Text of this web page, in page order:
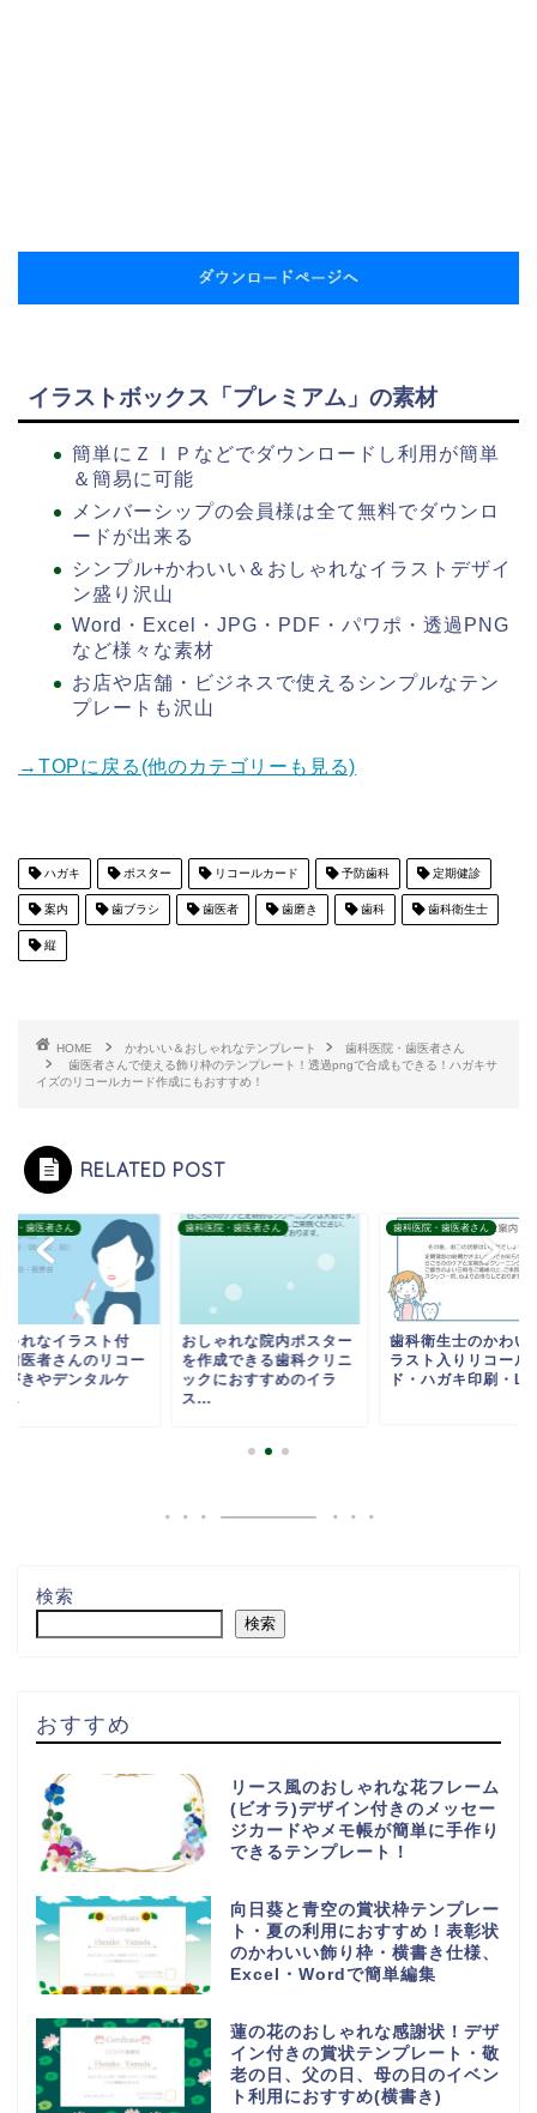
イラストボックス「プレミアム」の素材
簡単にＺＩＰなどでダウンロードし利用が簡単
＆簡易に可能
メンバーシップの会員様は全て無料でダウンロ
ードが出来る
シンプル+かわいい＆おしゃれなイラストデザイ
ン盛り沢山
Word・Excel・JPG・PDF・パワポ・透過PNG
など様々な素材
お店や店舗・ビジネスで使えるシンプルなテン
プレートも沢山
→TOPに戻る(他のカテゴリーも見る)
ハガキ ポスター リコールカード 予防歯科 定期健診
案内 歯ブラシ 歯医者 歯磨き 歯科 歯科衛生士
縦
HOME かわいい＆おしゃれなテンプレート
歯科医院・歯医者さん
歯医者さんで使える飾り枠のテンプレート！透過pngで合成もできる！ハガキサ
イズのリコールカード作成にもおすすめ！
RELATED POST
院・歯医者さん
ゃれなイラスト付
歯医者さんのリコー
がきやデンタルケ
...
歯科医院・歯医者さん
おしゃれな院内ポスター
を作成できる歯科クリニ
ックにおすすめのイラ
ス...
歯科医院・歯医者さん
歯科衛生士のかわい
ラスト入りリコール
ド・ハガキ印刷・
検索
検索
おすすめ
リース風のおしゃれな花フレーム
(ビオラ)デザイン付きのメッセー
ジカードやメモ帳が簡単に手作り
できるテンプレート！
向日葵と青空の賞状枠テンプレー
ト・夏の利用におすすめ！表彰状
のかわいい飾り枠・横書き仕様、
Excel・Wordで簡単編集
蓮の花のおしゃれな感謝状！デザ
イン付きの賞状テンプレート・敬
老の日、父の日、母の日のイベン
ト利用におすすめ(横書き)